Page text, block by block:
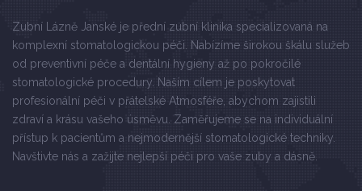
Zubní Lázně Janské je přední zubní klinika specializovaná na
komplexní stomatologickou péči. Nabízíme širokou škálu služeb
od preventivní péče a dentální hygieny až po pokročilé
stomatologické procedury. Naším cílem je poskytovat
profesionální péči v přátelské Atmosféře, abychom zajistili
zdraví a krásu vašeho úsměvu. Zaměřujeme se na individuální
přístup k pacientům a nejmodernější stomatologické techniky.
Navštivte nás a zažijte nejlepší péči pro vaše zuby a dásně.